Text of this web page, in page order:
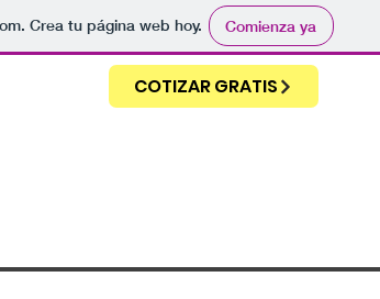
. Crea tu página web hoy. Comienza ya
COTIZAR GRATIS